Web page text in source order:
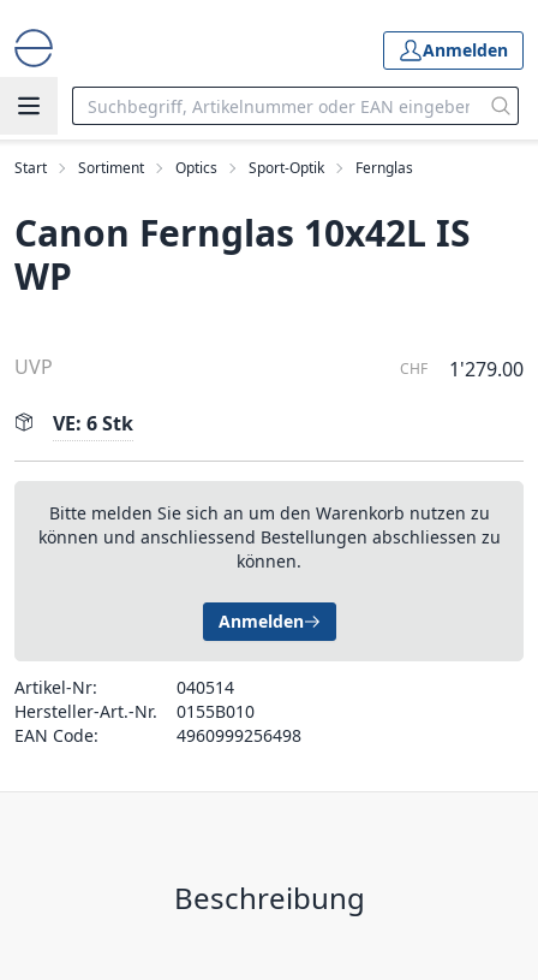
Anmelden
Start Sortiment Optics Sport-Optik Fernglas
Canon Fernglas 10x42L IS
WP
UVP CHF 1'279.00
VE: 6 Stk
Bitte melden Sie sich an um den Warenkorb nutzen zu
können und anschliessend Bestellungen abschliessen zu
können.
Anmelden
Artikel-Nr:
040514
Hersteller-Art.-Nr.
0155B010
EAN Code:
4960999256498
Beschreibung